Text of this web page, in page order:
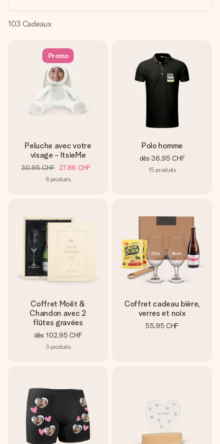
Créez quelque chose d’unique en quelques étapes – avec
son prénom, votre photo ou un message qui touche le cœur.
Sans complications, juste tout l’amour pour le moment idéal.
103 Cadeaux
Promo
Peluche avec votre
visage - ItsieMe
30.95 CHF 27.86 CHF
6 produits
Polo homme
dès 36.95 CHF
15 produits
Coffret Moët &
Chandon avec 2
flûtes gravées
dès 102.95 CHF
3 produits
Coffret cadeau bière,
verres et noix
55.95 CHF